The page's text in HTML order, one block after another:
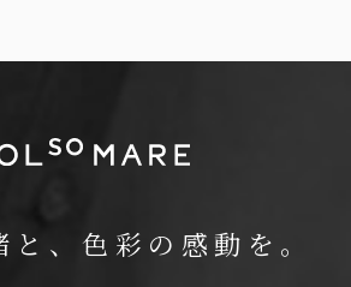
と、色彩の感動を。